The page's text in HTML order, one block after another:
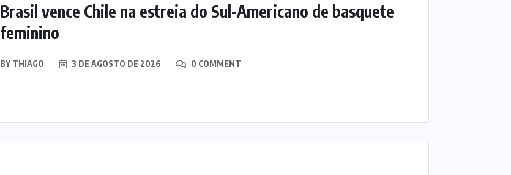
Brasil vence Chile na estreia do Sul-Americano de basquete
feminino
BY THIAGO 3 DE AGOSTO DE 2026 0 COMMENT